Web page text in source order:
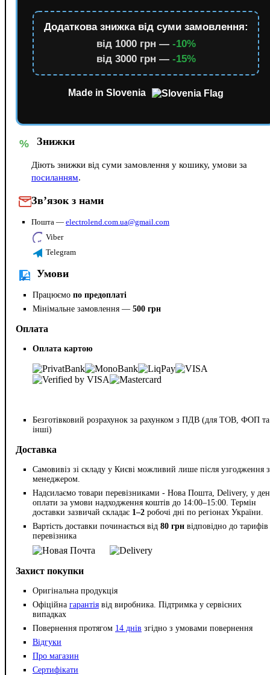
Додаткова знижка від суми замовлення:
від 1000 грн — -10%
від 3000 грн — -15%
Made in Slovenia
% Знижки
Діють знижки від суми замовлення у кошику, умови за
посиланням.
Зв’язок з нами
Пошта — electrolend.com.ua@gmail.com
Viber
Telegram
Умови
Працюємо по предоплаті
Мінімальне замовлення — 500 грн
Оплата
Оплата картою
Безготівковий розрахунок за рахунком з ПДВ (для ТОВ, ФОП та
інші)
Доставка
Самовивіз зі складу у Києві можливий лише після узгодження з
менеджером.
Надсилаємо товари перевізниками - Нова Пошта, Delivery, у
оплати за умови надходження коштів до 14:00–15:00. Термін
доставки зазвичай складає 1–2 робочі дні по регіонах України.
Вартість доставки починається від 80 грн відповідно до тарифів
перевізника
Захист покупки
Оригінальна продукція
Офіційна гарантія від виробника. Підтримка у сервісних
випадках
Повернення протягом 14 днів згідно з умовами повернення
Відгуки
Про магазин
Сертифікати